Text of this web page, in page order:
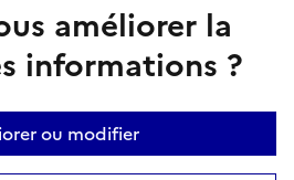
améliorer la
informations ?
ou modifier